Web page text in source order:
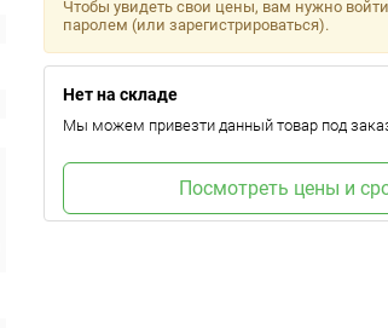
Чтобы увидеть свои цены, вам нужно
паролем (или зарегистрироваться).
Нет на складе
Мы можем привезти данный товар под
Посмотреть цены и